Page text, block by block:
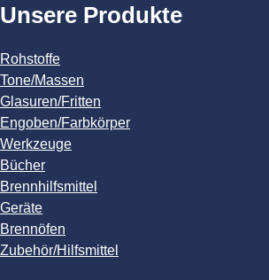
Unsere Produkte
Rohstoffe
Tone/Massen
Glasuren/Fritten
Engoben/Farbkörper
Werkzeuge
Bücher
Brennhilfsmittel
Geräte
Brennöfen
Zubehör/Hilfsmittel